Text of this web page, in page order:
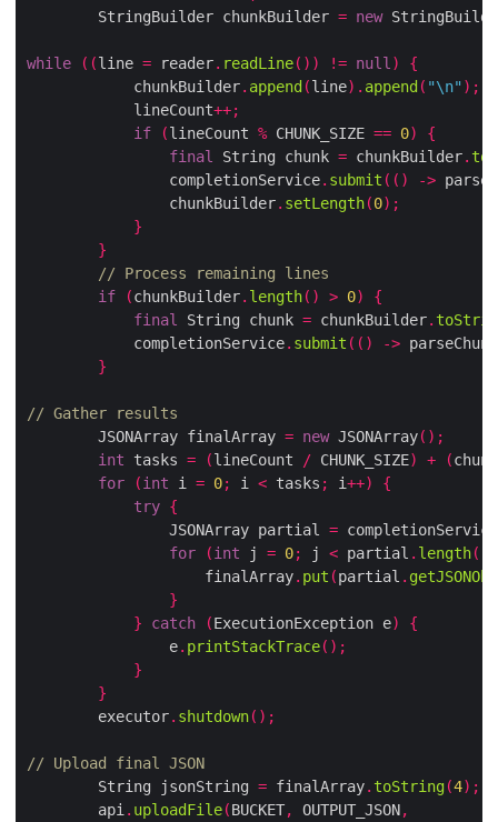
        StringBuilder chunkBuilder
= new
while ((line = reader. readLine()) != null )
{
            chunkBuilder
. append (line). append ( "\n" );
            lineCount
++;
if
(lineCount % CHUNK_SIZE == 0)
{
final
String chunk = chunkBuilder.
                completionService
. submit (() ->
                chunkBuilder
. setLength(0);
}
}
// Process remaining lines
if
(chunkBuilder. length() > 0)
{
final
String chunk = chunkBuilder.
            completionService
. submit (() -> parseChunk
}
// Gather results
        JSONArray finalArray
= new JSONArray();
int tasks = (lineCount / CHUNK_SIZE) + (
for
(int i = 0; i < tasks ; i++)
{
try {
                JSONArray partial
= completionService
for
(int j = 0; j < partial . length();
                    finalArray
. put (partial .
}
}
catch (ExecutionException e)
{
                e
. printStackTrace();
}
}
        executor
. shutdown();
// Upload final JSON
        String jsonString
= finalArray. toString(4);
        api
. uploadFile(BUCKET, OUTPUT_JSON,